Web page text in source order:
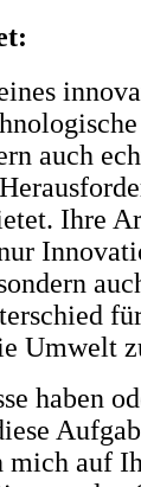
auch
Ihre
Umwelt
haben
mich auf